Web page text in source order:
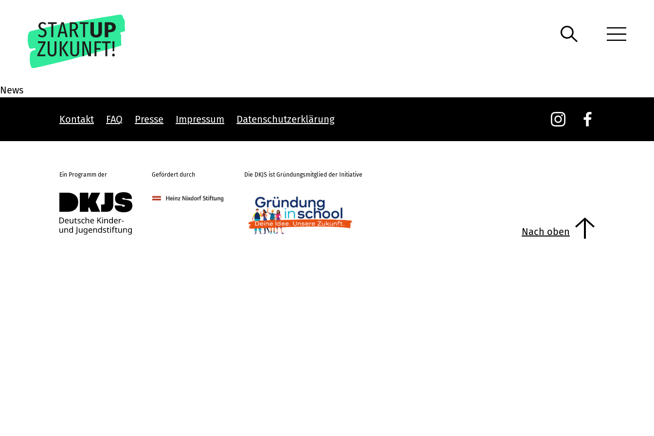
News
Kontakt FAQ Presse Impressum Datenschutzerklärung
Ein Programm der Gefördert durch Die DKJS ist Gründungsmitglied der Initiative
Nach oben